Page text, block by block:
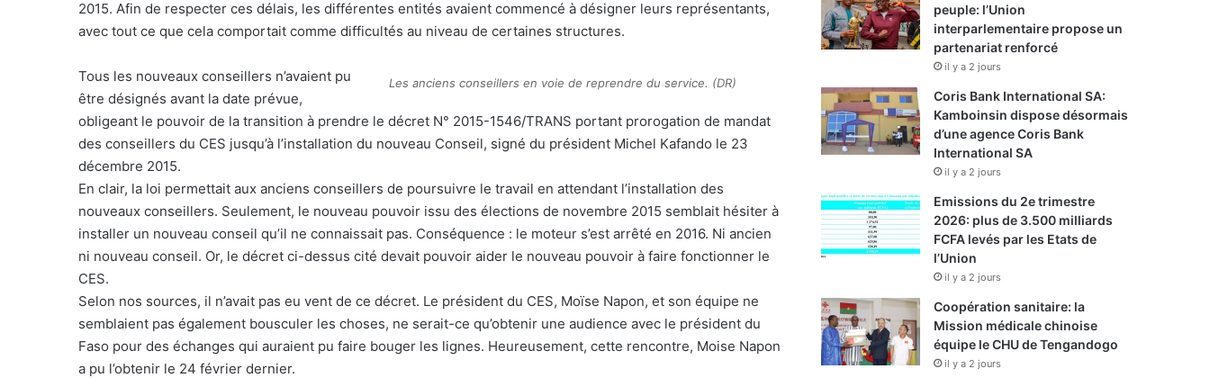
2015. Afin de respecter ces délais, les différentes entités avaient commencé à désigner leurs représentants,
avec tout ce que cela comportait comme difficultés au niveau de certaines structures.
Les anciens conseillers en voie de reprendre du service. (DR)
Tous les nouveaux conseillers n’avaient pu
être désignés avant la date prévue,
obligeant le pouvoir de la transition à prendre le décret N° 2015-1546/TRANS portant prorogation de mandat
des conseillers du CES jusqu’à l’installation du nouveau Conseil, signé du président Michel Kafando le 23
décembre 2015.
En clair, la loi permettait aux anciens conseillers de poursuivre le travail en attendant l’installation des
nouveaux conseillers. Seulement, le nouveau pouvoir issu des élections de novembre 2015 semblait hésiter à
installer un nouveau conseil qu’il ne connaissait pas. Conséquence : le moteur s’est arrêté en 2016. Ni ancien
ni nouveau conseil. Or, le décret ci-dessus cité devait pouvoir aider le nouveau pouvoir à faire fonctionner le
CES.
Selon nos sources, il n’avait pas eu vent de ce décret. Le président du CES, Moïse Napon, et son équipe ne
semblaient pas également bousculer les choses, ne serait-ce qu’obtenir une audience avec le président du
Faso pour des échanges qui auraient pu faire bouger les lignes. Heureusement, cette rencontre, Moise Napon
a pu l’obtenir le 24 février dernier.
peuple: l’Union
interparlementaire propose un
partenariat renforcé
il y a 2 jours
Coris Bank International SA:
Kamboinsin dispose désormais
d’une agence Coris Bank
International SA
il y a 2 jours
Emissions du 2e trimestre
2026: plus de 3.500 milliards
FCFA levés par les Etats de
l’Union
il y a 2 jours
Coopération sanitaire: la
Mission médicale chinoise
équipe le CHU de Tengandogo
il y a 2 jours